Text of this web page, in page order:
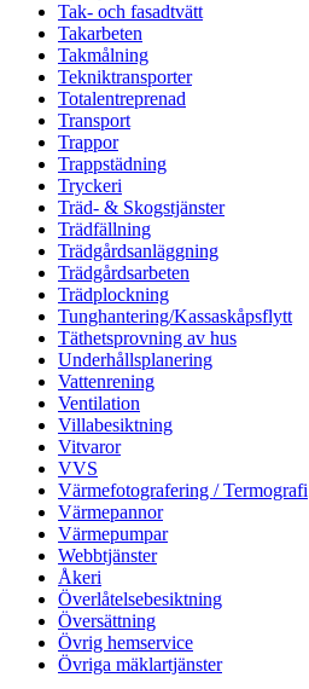
Tak- och fasadtvätt
Takarbeten
Takmålning
Tekniktransporter
Totalentreprenad
Transport
Trappor
Trappstädning
Tryckeri
Träd- & Skogstjänster
Trädfällning
Trädgårdsanläggning
Trädgårdsarbeten
Trädplockning
Tunghantering/Kassaskåpsflytt
Täthetsprovning av hus
Underhållsplanering
Vattenrening
Ventilation
Villabesiktning
Vitvaror
VVS
Värmefotografering / Termografi
Värmepannor
Värmepumpar
Webbtjänster
Åkeri
Överlåtelsebesiktning
Översättning
Övrig hemservice
Övriga mäklartjänster